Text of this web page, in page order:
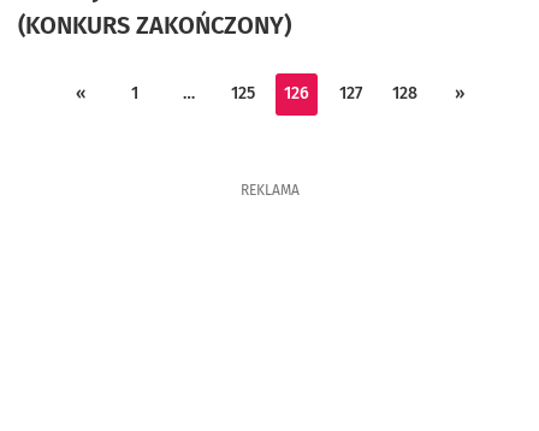
(KONKURS ZAKOŃCZONY)
« 1 … 125 126 127 128 »
REKLAMA